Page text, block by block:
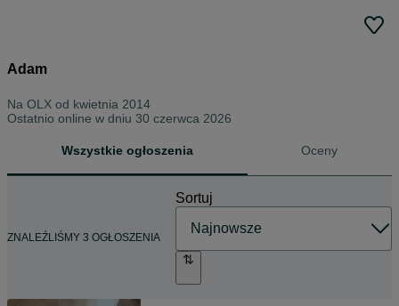
Adam
Na OLX od kwietnia 2014
Ostatnio online w dniu 30 czerwca 2026
Wszystkie ogłoszenia Oceny
ZNALEŹLIŚMY 3 OGŁOSZENIA
Sortuj